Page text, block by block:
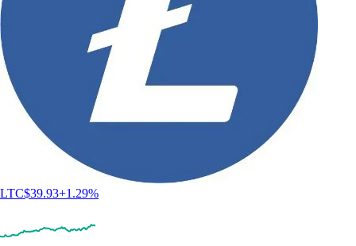
LTC$39.93+1.29%